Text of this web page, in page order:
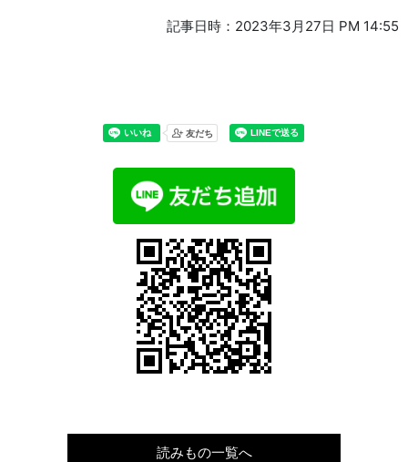
記事日時：2023年3月27日 PM 14:55
読みもの一覧へ